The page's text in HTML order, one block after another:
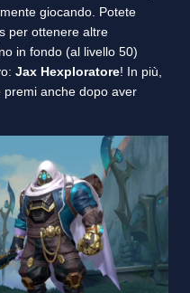
giocando. Potete
per ottenere altre
in fondo (al livello 50)
Jax Hexploratore! In più,
anche dopo aver